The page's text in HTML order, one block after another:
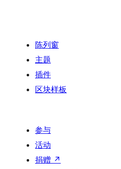
陈列窗
主题
插件
区块样板
参与
活动
捐赠 ↗